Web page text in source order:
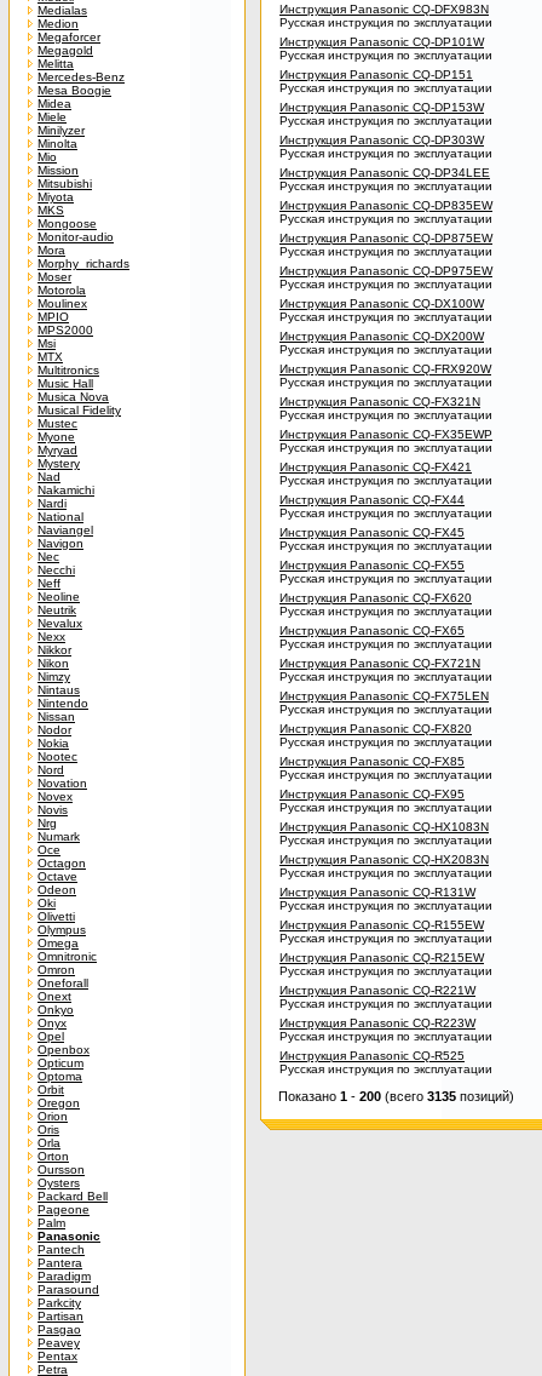
Medialas
Medion
Megaforcer
Megagold
Melitta
Mercedes-Benz
Mesa Boogie
Midea
Miele
Minilyzer
Minolta
Mio
Mission
Mitsubishi
Miyota
MKS
Mongoose
Monitor-audio
Mora
Morphy_richards
Moser
Motorola
Moulinex
MPIO
MPS2000
Msi
MTX
Multitronics
Music Hall
Musica Nova
Musical Fidelity
Mustec
Myone
Myryad
Mystery
Nad
Nakamichi
Nardi
National
Naviangel
Navigon
Nec
Necchi
Neff
Neoline
Neutrik
Nevalux
Nexx
Nikkor
Nikon
Nimzy
Nintaus
Nintendo
Nissan
Nodor
Nokia
Nootec
Nord
Novation
Novex
Novis
Nrg
Numark
Oce
Octagon
Octave
Odeon
Oki
Olivetti
Olympus
Omega
Omnitronic
Omron
Oneforall
Onext
Onkyo
Onyx
Opel
Openbox
Opticum
Optoma
Orbit
Oregon
Orion
Oris
Orla
Orton
Oursson
Oysters
Packard Bell
Pageone
Palm
Panasonic
Pantech
Pantera
Paradigm
Parasound
Parkcity
Partisan
Pasgao
Peavey
Pentax
Petra
Инструкция Panasonic CQ-DFX983N
Русская инструкция по эксплуатации
Инструкция Panasonic CQ-DP101W
Русская инструкция по эксплуатации
Инструкция Panasonic CQ-DP151
Русская инструкция по эксплуатации
Инструкция Panasonic CQ-DP153W
Русская инструкция по эксплуатации
Инструкция Panasonic CQ-DP303W
Русская инструкция по эксплуатации
Инструкция Panasonic CQ-DP34LEE
Русская инструкция по эксплуатации
Инструкция Panasonic CQ-DP835EW
Русская инструкция по эксплуатации
Инструкция Panasonic CQ-DP875EW
Русская инструкция по эксплуатации
Инструкция Panasonic CQ-DP975EW
Русская инструкция по эксплуатации
Инструкция Panasonic CQ-DX100W
Русская инструкция по эксплуатации
Инструкция Panasonic CQ-DX200W
Русская инструкция по эксплуатации
Инструкция Panasonic CQ-FRX920W
Русская инструкция по эксплуатации
Инструкция Panasonic CQ-FX321N
Русская инструкция по эксплуатации
Инструкция Panasonic CQ-FX35EWP
Русская инструкция по эксплуатации
Инструкция Panasonic CQ-FX421
Русская инструкция по эксплуатации
Инструкция Panasonic CQ-FX44
Русская инструкция по эксплуатации
Инструкция Panasonic CQ-FX45
Русская инструкция по эксплуатации
Инструкция Panasonic CQ-FX55
Русская инструкция по эксплуатации
Инструкция Panasonic CQ-FX620
Русская инструкция по эксплуатации
Инструкция Panasonic CQ-FX65
Русская инструкция по эксплуатации
Инструкция Panasonic CQ-FX721N
Русская инструкция по эксплуатации
Инструкция Panasonic CQ-FX75LEN
Русская инструкция по эксплуатации
Инструкция Panasonic CQ-FX820
Русская инструкция по эксплуатации
Инструкция Panasonic CQ-FX85
Русская инструкция по эксплуатации
Инструкция Panasonic CQ-FX95
Русская инструкция по эксплуатации
Инструкция Panasonic CQ-HX1083N
Русская инструкция по эксплуатации
Инструкция Panasonic CQ-HX2083N
Русская инструкция по эксплуатации
Инструкция Panasonic CQ-R131W
Русская инструкция по эксплуатации
Инструкция Panasonic CQ-R155EW
Русская инструкция по эксплуатации
Инструкция Panasonic CQ-R215EW
Русская инструкция по эксплуатации
Инструкция Panasonic CQ-R221W
Русская инструкция по эксплуатации
Инструкция Panasonic CQ-R223W
Русская инструкция по эксплуатации
Инструкция Panasonic CQ-R525
Русская инструкция по эксплуатации
Показано 1 - 200 (всего 3135 позиций)